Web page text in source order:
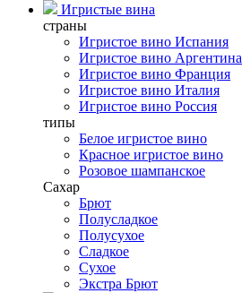
Игристые вина
страны
Игристое вино Испания
Игристое вино Аргентина
Игристое вино Франция
Игристое вино Италия
Игристое вино Россия
типы
Белое игристое вино
Красное игристое вино
Розовое шампанское
Сахар
Брют
Полусладкое
Полусухое
Сладкое
Сухое
Экстра Брют